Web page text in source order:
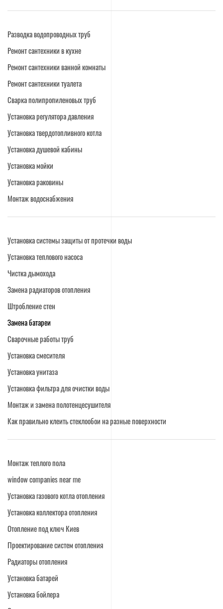
Разводка водопроводных труб
Ремонт сантехники в кухне
Ремонт сантехники ванной комнаты
Ремонт сантехники туалета
Сварка полипропиленовых труб
Установка регулятора давления
Установка твердотопливного котла
Установка душевой кабины
Установка мойки
Установка раковины
Монтаж водоснабжения
Установка системы защиты от протечки воды
Установка теплового насоса
Чистка дымохода
Замена радиаторов отопления
Штробление стен
Замена батареи
Сварочные работы труб
Установка смесителя
Установка унитаза
Установка фильтра для очистки воды
Монтаж и замена полотенцесушителя
Как правильно клеить стеклообои на разные поверхности
Монтаж теплого пола
window companies near me
Установка газового котла отопления
Установка коллектора отопления
Отопление под ключ Киев
Проектирование систем отопления
Радиаторы отопления
Установка батарей
Установка бойлера